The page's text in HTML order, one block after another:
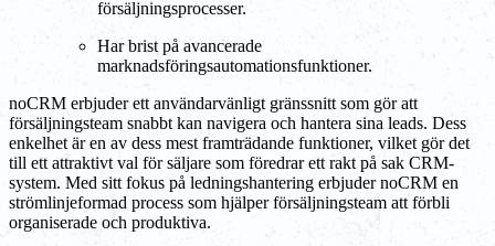
försäljningsprocesser.
Har brist på avancerade
marknadsföringsautomationsfunktioner.
noCRM erbjuder ett användarvänligt gränssnitt som gör att
försäljningsteam snabbt kan navigera och hantera sina leads. Dess
enkelhet är en av dess mest framträdande funktioner, vilket gör det
till ett attraktivt val för säljare som föredrar ett rakt på sak CRM-
system. Med sitt fokus på ledningshantering erbjuder noCRM en
strömlinjeformad process som hjälper försäljningsteam att förbli
organiserade och produktiva.